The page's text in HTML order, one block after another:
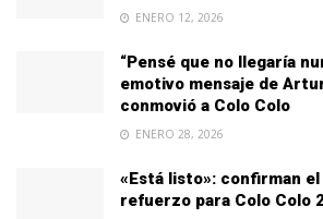
ENERO 12, 2026
“Pensé que no llegaría
emotivo mensaje de
conmovió a Colo Colo
ENERO 28, 2026
«Está listo»: confirman
refuerzo para Colo Colo